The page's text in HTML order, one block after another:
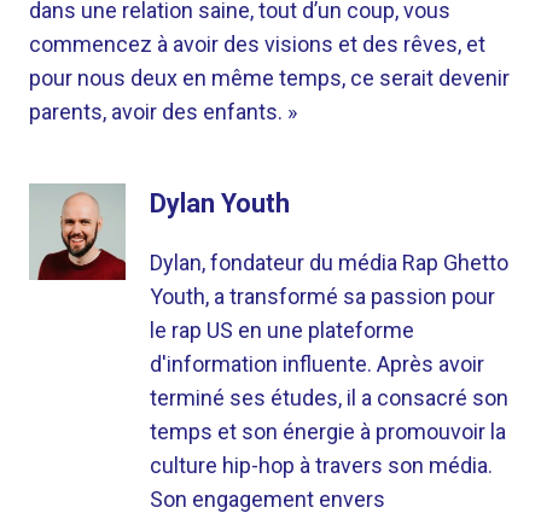
dans une relation saine, tout d’un coup, vous
commencez à avoir des visions et des rêves, et
pour nous deux en même temps, ce serait devenir
parents, avoir des enfants. »
Dylan Youth
Dylan, fondateur du média Rap Ghetto
Youth, a transformé sa passion pour
le rap US en une plateforme
d'information influente. Après avoir
terminé ses études, il a consacré son
temps et son énergie à promouvoir la
culture hip-hop à travers son média.
Son engagement envers